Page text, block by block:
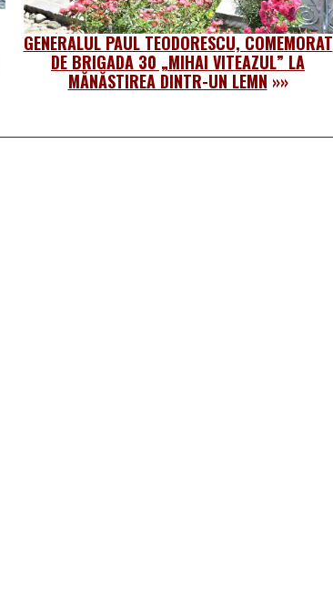
GENERALUL PAUL TEODORESCU, COMEMORAT
DE BRIGADA 30 „MIHAI VITEAZUL” LA
MĂNĂSTIREA DINTR-UN LEMN »»